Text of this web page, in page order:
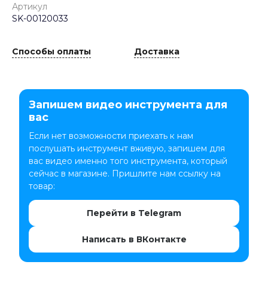
Артикул
SK-00120033
Способы оплаты Доставка
Запишем видео инструмента для
вас
Если нет возможности приехать к нам
послушать инструмент вживую, запишем для
вас видео именно того инструмента, который
сейчас в магазине. Пришлите нам ссылку на
товар:
Перейти в Telegram
Написать в ВКонтакте